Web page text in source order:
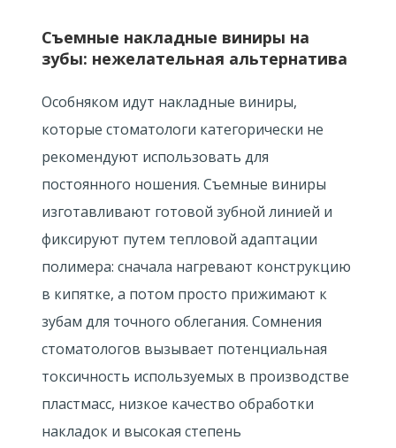
Съемные накладные виниры на
зубы: нежелательная альтернатива
Особняком идут накладные виниры,
которые стоматологи категорически не
рекомендуют использовать для
постоянного ношения. Съемные виниры
изготавливают готовой зубной линией и
фиксируют путем тепловой адаптации
полимера: сначала нагревают конструкцию
в кипятке, а потом просто прижимают к
зубам для точного облегания. Сомнения
стоматологов вызывает потенциальная
токсичность используемых в производстве
пластмасс, низкое качество обработки
накладок и высокая степень